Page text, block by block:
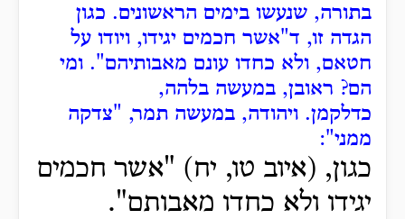
בתורה, שנעשו בימים הראשונים. כגון
הגדה זו, ד"אשר חכמים יגידו, ויודו על
חטאם, ולא כחדו עונם מאבותיהם". ומי
הם? ראובן, במעשה בלהה,
כדלקמן. ויהודה, במעשה תמר, "צדקה
ממני":
כגון, (איוב טו, יח) "אשר חכמים
יגידו ולא כחדו מאבותם".